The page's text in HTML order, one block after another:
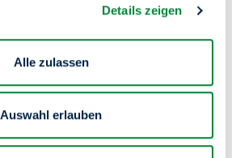
Details zeigen
Alle zulassen
Auswahl erlauben